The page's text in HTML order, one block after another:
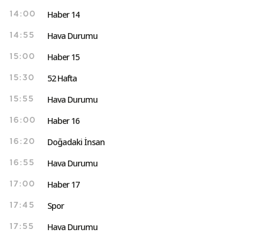
14:00 Haber 14
14:55 Hava Durumu
15:00 Haber 15
15:30 52 Hafta
15:55 Hava Durumu
16:00 Haber 16
16:20 Doğadaki İnsan
16:55 Hava Durumu
17:00 Haber 17
17:45 Spor
17:55 Hava Durumu